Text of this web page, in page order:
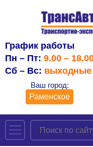
График работы
Пн – Пт: 9.00 –
Сб – Вс: выходные
Ваш город:
Раменское